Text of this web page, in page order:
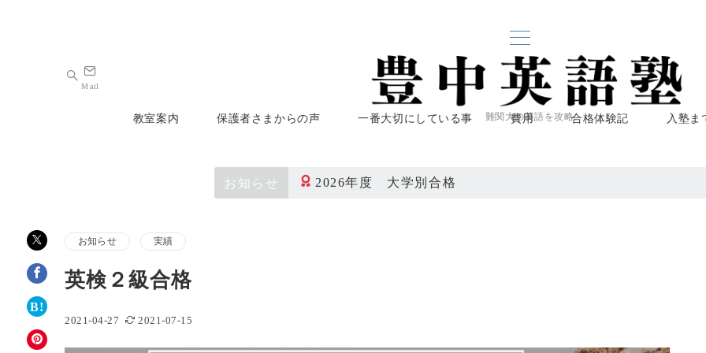
難関大の英語を攻略
Mail
教室案内 保護者さまからの声 一番大切にしている事 費用 合格体験記 入塾ま
お知らせ 2026年度 大学別合格
お知らせ 実績
英検２級合格
2021-04-27 2021-07-15